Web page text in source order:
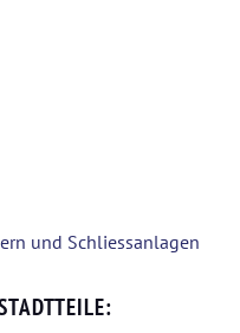
und Schliessanlagen